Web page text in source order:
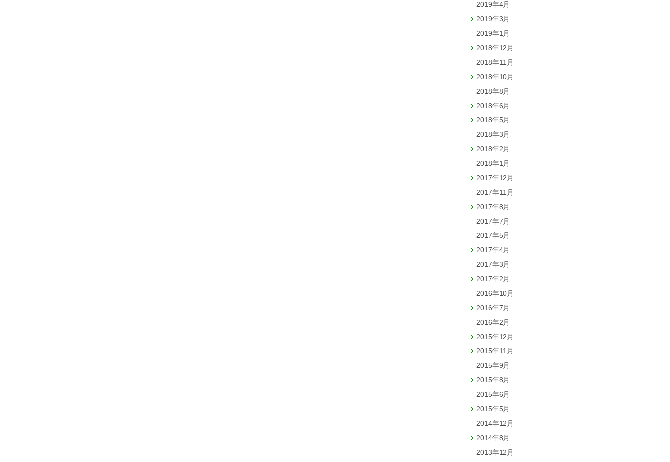
2019年4月
2019年3月
2019年1月
2018年12月
2018年11月
2018年10月
2018年8月
2018年6月
2018年5月
2018年3月
2018年2月
2018年1月
2017年12月
2017年11月
2017年8月
2017年7月
2017年5月
2017年4月
2017年3月
2017年2月
2016年10月
2016年7月
2016年2月
2015年12月
2015年11月
2015年9月
2015年8月
2015年6月
2015年5月
2014年12月
2014年8月
2013年12月